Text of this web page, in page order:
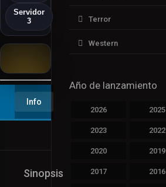
Servidor
3
▶️ Play
Info
Sinopsis
Terror
Western
Año de lanzamiento
2026 2025
2023 2022
2020 2019
2017 2016